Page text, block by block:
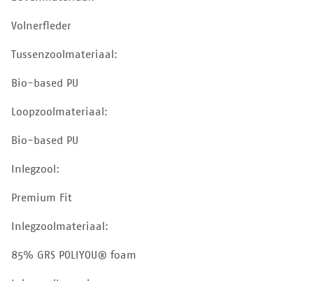
Volnerfleder
Tussenzoolmateriaal:
Bio-based PU
Loopzoolmateriaal:
Bio-based PU
Inlegzool:
Premium Fit
Inlegzoolmateriaal:
85% GRS POLIYOU® foam